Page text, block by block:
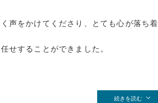
声をかけてくださり、とても心が落ち着
せすることができました。
続きを読む